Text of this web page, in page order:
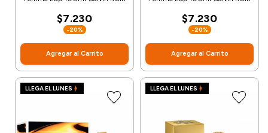
$7.230
-20%
Agregar al Carrito
$7.230
-20%
Agregar al Carrito
LLEGA EL LUNES LLEGA EL LUNES